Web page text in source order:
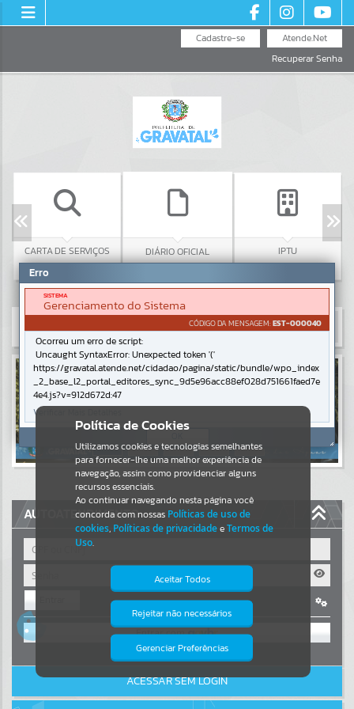
Atende.Net
Cadastre-se
Recuperar Senha
CARTA DE SERVIÇOS DIÁRIO OFICIAL IPTU
Resultados para""
Portais
Por favor, aguarde...
NOTÍCIAS
Por favor, aguarde...
Por favor, aguarde...
Por favor, aguarde...
AUTOATENDIMENTO
OU
Cadastre-se|Recuperar Senha
ACESSAR SEM LOGIN
Política de Cookies
Utilizamos cookies e tecnologias semelhantes
para fornecer-lhe uma melhor experiência de
navegação, assim como providenciar alguns
recursos essenciais.
Ao continuar navegando nesta página você
concorda com nossas Políticas de uso de
cookies, Políticas de privacidadeeTermos de
Uso.
Aceitar Todos
Rejeitar não necessários
Gerenciar Preferências
Isto significa que diversos recursos
providenciados poderão não estar
Erro
SISTEMA
Gerenciamento do Sistema
CÓDIGO DA MENSAGEM:EST-000040
Ocorreu um erro de script:
Uncaught SyntaxError: Unexpected token '('
https://gravatal.atende.net/cidadao/pagina/static/bundle/wpo_index
_2_base_l2_portal_editores_sync_9d5e96acc88ef028d751661faed7e
4e4.js?v=912d672d:47
Verificar Mais Detalhes